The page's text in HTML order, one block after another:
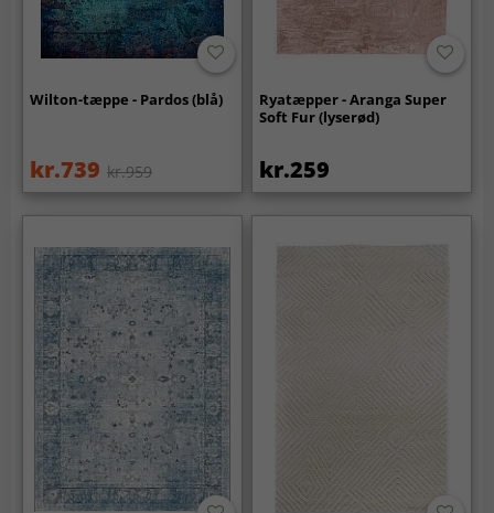
Wilton-tæppe - Pardos (blå)
kr.739 kr.959
Ryatæpper - Aranga Super
Soft Fur (lyserød)
kr.259